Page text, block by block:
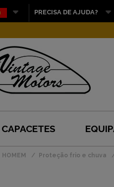
PRECISA DE AJUDA?
CAPACETES
HOMEM Proteção frio e chuva